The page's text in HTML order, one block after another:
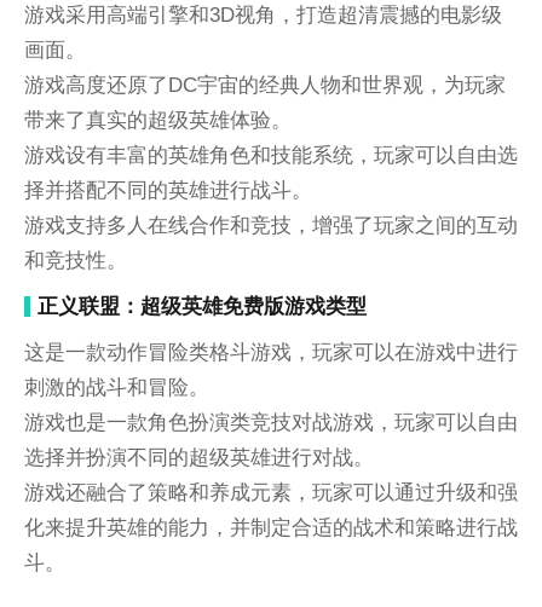
游戏采用高端引擎和3D视角，打造超清震撼的电影级
画面。
游戏高度还原了DC宇宙的经典人物和世界观，为玩家
带来了真实的超级英雄体验。
游戏设有丰富的英雄角色和技能系统，玩家可以自由选
择并搭配不同的英雄进行战斗。
游戏支持多人在线合作和竞技，增强了玩家之间的互动
和竞技性。
正义联盟：超级英雄免费版游戏类型
这是一款动作冒险类格斗游戏，玩家可以在游戏中进行
刺激的战斗和冒险。
游戏也是一款角色扮演类竞技对战游戏，玩家可以自由
选择并扮演不同的超级英雄进行对战。
游戏还融合了策略和养成元素，玩家可以通过升级和强
化来提升英雄的能力，并制定合适的战术和策略进行战
斗。